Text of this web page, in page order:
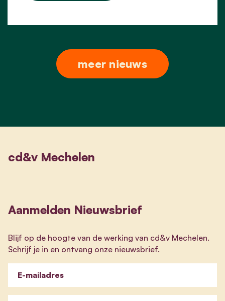
meer nieuws
cd&v Mechelen
Aanmelden Nieuwsbrief
Blijf op de hoogte van de werking van cd&v Mechelen.
Schrijf je in en ontvang onze nieuwsbrief.
E-mailadres